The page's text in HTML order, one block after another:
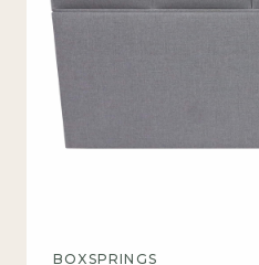
BOXSPRINGS